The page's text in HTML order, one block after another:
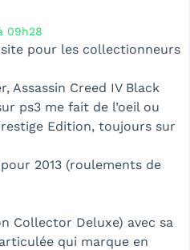
09h28
pour les collectionneurs
Assassin Creed IV Black
ps3 me fait de l’oeil ou
Edition, toujours sur
2013 (roulements de
Collector Deluxe) avec sa
qui marque en